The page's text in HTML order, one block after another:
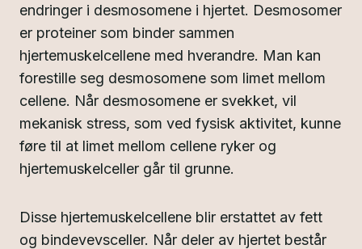
endringer i desmosomene i hjertet. Desmosomer
er proteiner som binder sammen
hjertemuskelcellene med hverandre. Man kan
forestille seg desmosomene som limet mellom
cellene. Når desmosomene er svekket, vil
mekanisk stress, som ved fysisk aktivitet, kunne
føre til at limet mellom cellene ryker og
hjertemuskelceller går til grunne.
Disse hjertemuskelcellene blir erstattet av fett
og bindevevsceller. Når deler av hjertet består